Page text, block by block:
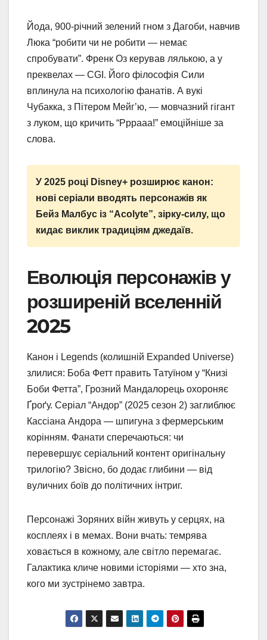
Йода, 900-річний зелений гном з Дагоби, навчив
Люка “робити чи не робити — немає
спробувати”. Френк Оз керував лялькою, а у
преквелах — CGI. Його філософія Сили
вплинула на психологію фанатів. А вукі
Чубакка, з Пітером Мейг’ю, — мовчазний гігант
з луком, що кричить “Рррааа!” емоційніше за
слова.
У 2025 році Disney+ розширює канон:
нові серіали вводять персонажів як
Бейз Малбус із “Acolyte”, зірку-силу, що
кидає виклик традиціям джедаїв.
Еволюція персонажів у
розширеній вселенній
2025
Канон і Legends (колишній Expanded Universe)
злилися: Боба Фетт править Татуїном у “Книзі
Боби Фетта”, Грозний Мандалорець охороняє
Ґроґу. Серіал “Андор” (2025 сезон 2) заглиблює
Кассіана Андора — шпигуна з фермерським
корінням. Фанати сперечаються: чи
перевершує серіальний контент оригінальну
трилогію? Звісно, бо додає глибини — від
вуличних боїв до політичних інтриг.
Персонажі Зоряних війн живуть у серцях, на
косплеях і в мемах. Вони вчать: темрява
ховається в кожному, але світло перемагає.
Галактика кличе новими історіями — хто зна,
кого ми зустрінемо завтра.